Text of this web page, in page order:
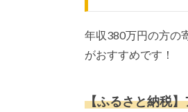
年収380万円の方の
がおすすめです！
【ふるさと納税